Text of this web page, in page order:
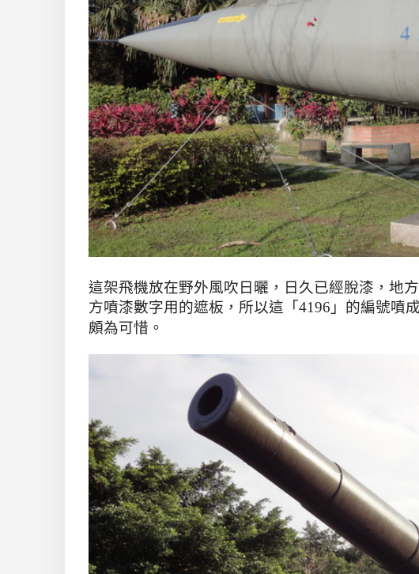
這架飛機放在野外風吹日曬 ， 日久已經脫漆 ，地
方噴漆數字用的遮板 ，所以這 「4196」的編號噴
頗為可惜 。